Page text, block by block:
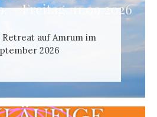
Retreat auf Amrum im
2026